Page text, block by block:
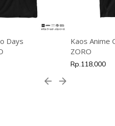
Days
Kaos Anime
ZORO
Rp.118,000